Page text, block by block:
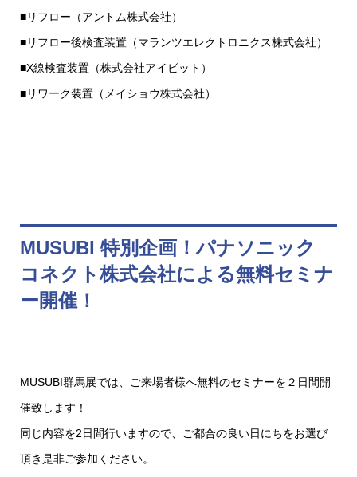
■リフロー（アントム株式会社）
■リフロー後検査装置（マランツエレクトロニクス株式会社）
■X線検査装置（株式会社アイビット）
■リワーク装置（メイショウ株式会社）
MUSUBI 特別企画！パナソニック
コネクト株式会社による無料セミナ
ー開催！
MUSUBI群馬展では、ご来場者様へ無料のセミナーを２日間開
催致します！
同じ内容を2日間行いますので、ご都合の良い日にちをお選び
頂き是非ご参加ください。